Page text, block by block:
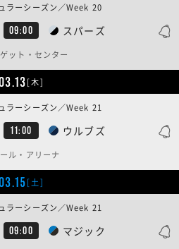
09:00 スパーズ
ーシーズン／Week 20
ット・センター
[木]
11:00 ウルブズ
ーシーズン／Week 21
ル・アリーナ
[土]
09:00 マジック
ーシーズン／Week 21